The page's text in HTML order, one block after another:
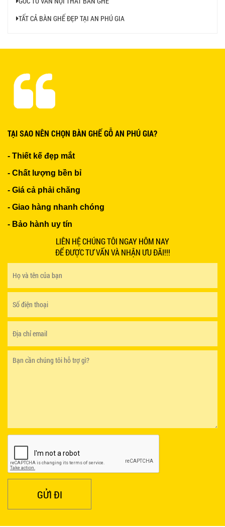
TẤT CẢ BÀN GHẾ ĐẸP TẠI AN PHÚ GIA
TẠI SAO NÊN CHỌN BÀN GHẾ GỖ AN PHÚ GIA?
- Thiết kế đẹp mắt
- Chất lượng bền bỉ
- Giá cả phải chăng
- Giao hàng nhanh chóng
- Bảo hành uy tín
LIÊN HỆ CHÚNG TÔI NGAY HÔM NAY
ĐỂ ĐƯỢC TƯ VẤN VÀ NHẬN ƯU ĐÃI!!!
GỬI ĐI